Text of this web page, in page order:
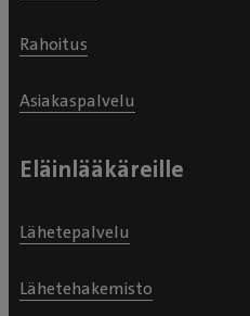
Rahoitus
Asiakaspalvelu
Eläinlääkäreille
Lähetepalvelu
Lähetehakemisto